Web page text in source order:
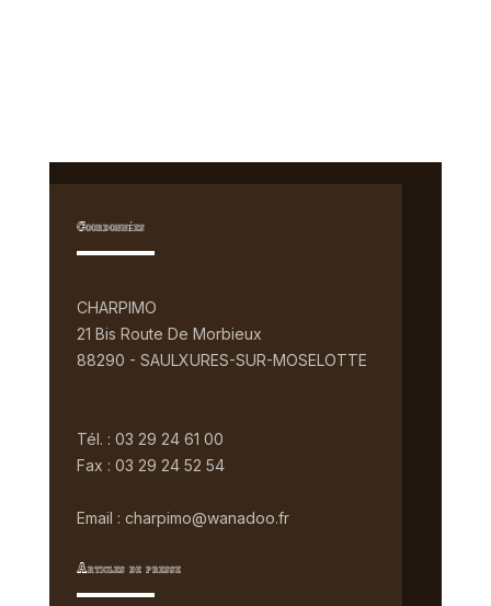
Coordonnées
CHARPIMO
21 Bis Route De Morbieux
88290 - SAULXURES-SUR-MOSELOTTE
Tél. : 03 29 24 61 00
Fax : 03 29 24 52 54
Email : charpimo@wanadoo.fr
Articles de presse